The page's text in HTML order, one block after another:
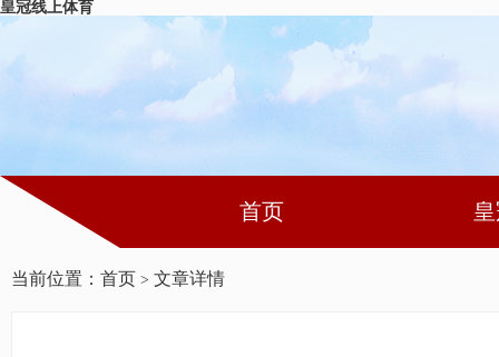
皇冠线上体育
首页
当前位置： 首页 > 文章详情